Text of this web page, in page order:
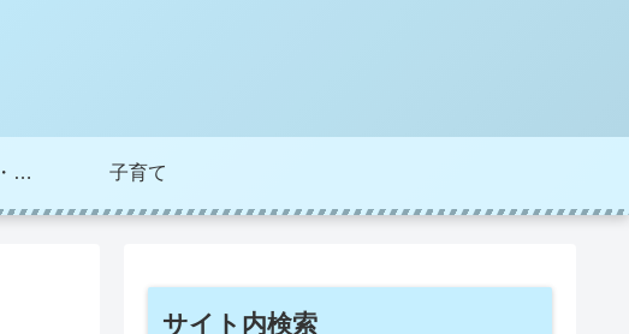
自己成長・キャリア・ライフプラン 子育て
サイト内検索